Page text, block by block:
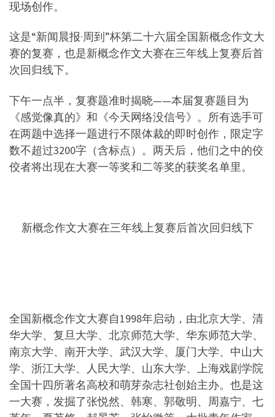
现场创作。
这是“新闻晨报·周到”杯第二十六届全国新概念作文大
赛的复赛，也是新概念作文大赛在三年线上复赛后首
次回归线下。
下午一点半，复赛题准时揭晓——本届复赛题目为
《感觉像真的》和《今天网络没信号》。所有选手可
在两题中选择一题进行不限体裁的即时创作，限定字
数不超过3200字（含标点）。两天后，他们之中的佼
佼者将出现在大赛一等奖和二等奖的获奖名单里。
新概念作文大赛在三年线上复赛后首次回归线下
全国新概念作文大赛自1998年启动，由北京大学、清
华大学、复旦大学、北京师范大学、华东师范大学、
南京大学、南开大学、武汉大学、厦门大学、中山大
学、浙江大学、人民大学、山东大学、上海戏剧学院
全国十四所著名高校和萌芽杂志社创始主办。也是这
一大赛，发掘了张悦然、韩寒、郭敬明、周嘉宁、七